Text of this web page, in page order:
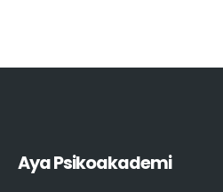
Aya Psikoakademi